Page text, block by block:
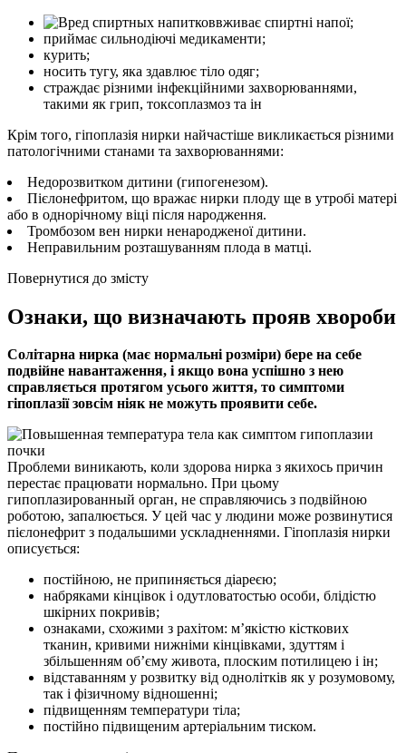
вживає спиртні напої;
приймає сильнодіючі медикаменти;
курить;
носить тугу, яка здавлює тіло одяг;
страждає різними інфекційними захворюваннями,
такими як грип, токсоплазмоз та ін
Крім того, гіпоплазія нирки найчастіше викликається різними
патологічними станами та захворюваннями:
Недорозвитком дитини (гипогенезом).
Пієлонефритом, що вражає нирки плоду ще в утробі матері
або в однорічному віці після народження.
Тромбозом вен нирки ненародженої дитини.
Неправильним розташуванням плода в матці.
Повернутися до змісту
Ознаки, що визначають прояв хвороби
Солітарна нирка (має нормальні розміри) бере на себе
подвійне навантаження, і якщо вона успішно з нею
справляється протягом усього життя, то симптоми
гіпоплазії зовсім ніяк не можуть проявити себе.
Проблеми виникають, коли здорова нирка з якихось причин
перестає працювати нормально. При цьому
гипоплазированный орган, не справляючись з подвійною
роботою, запалюється. У цей час у людини може розвинутися
пієлонефрит з подальшими ускладненнями. Гіпоплазія нирки
описується:
постійною, не припиняється діареєю;
набряками кінцівок і одутловатостью особи, блідістю
шкірних покривів;
ознаками, схожими з рахітом: м’якістю кісткових
тканин, кривими нижніми кінцівками, здуттям і
збільшенням об’єму живота, плоским потилицею і ін;
відставанням у розвитку від однолітків як у розумовому,
так і фізичному відношенні;
підвищенням температури тіла;
постійно підвищеним артеріальним тиском.